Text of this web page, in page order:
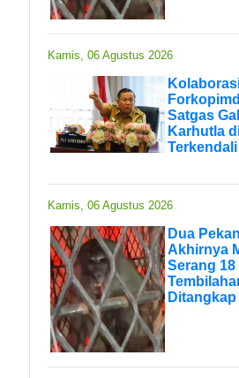
Kamis, 06 Agustus 2026
Satgas
Karhutla
Terkendali
Kamis, 06 Agustus 2026
Dua
Akhirnya
Serang 18
Ditangkap